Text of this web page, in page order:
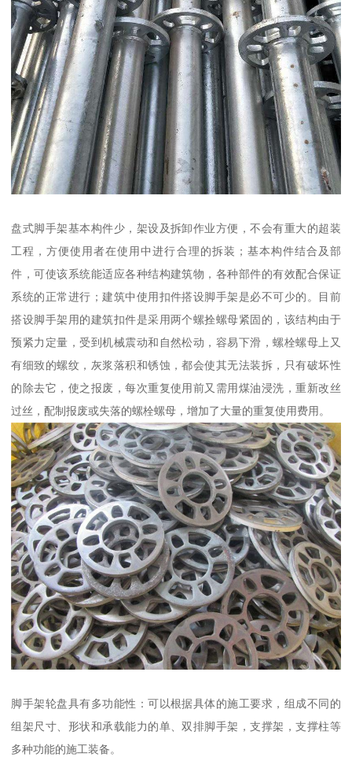
盘式脚手架基本构件少，架设及拆卸作业方便，不会有重大的超装
工程，方便使用者在使用中进行合理的拆装；基本构件结合及部
件，可使该系统能适应各种结构建筑物，各种部件的有效配合保证
系统的正常进行；建筑中使用扣件搭设脚手架是必不可少的。目前
搭设脚手架用的建筑扣件是采用两个螺拴螺母紧固的，该结构由于
预紧力定量，受到机械震动和自然松动，容易下滑，螺栓螺母上又
有细致的螺纹，灰浆落积和锈蚀，都会使其无法装拆，只有破坏性
的除去它，使之报废，每次重复使用前又需用煤油浸洗，重新改丝
过丝，配制报废或失落的螺栓螺母，增加了大量的重复使用费用。
脚手架轮盘具有多功能性：可以根据具体的施工要求，组成不同的
组架尺寸、形状和承载能力的单、双排脚手架，支撑架，支撑柱等
多种功能的施工装备。